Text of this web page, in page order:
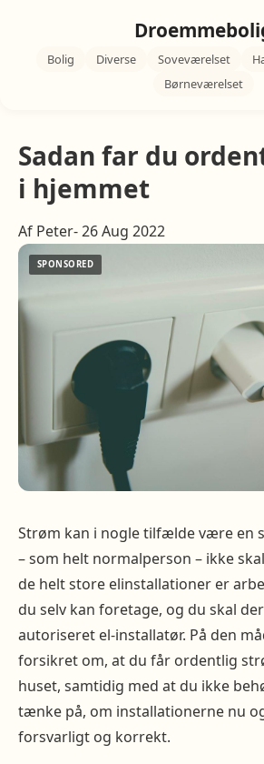
Bolig Diverse Soveværelset
Børneværelset
Sadan far du
i hjemmet
Af Peter- 26 Aug 2022
Strøm kan i nogle tilfælde være en
– som helt normalperson – ikke
de helt store elinstallationer er
du selv kan foretage, og du skal
autoriseret el-installatør. På den
forsikret om, at du får ordentlig
huset, samtidig med at du ikke
tænke på, om installationerne nu
forsvarligt og korrekt.